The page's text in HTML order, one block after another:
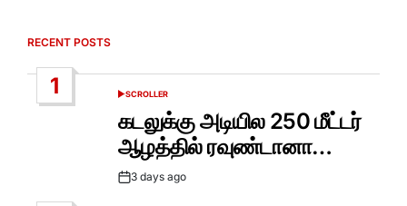
RECENT POSTS
1
POSTED
SCROLLER
கடலுக்கு அடியில 250 மீட்டர்
ஆழத்தில் ரவுண்டானா…
Post3 days ago